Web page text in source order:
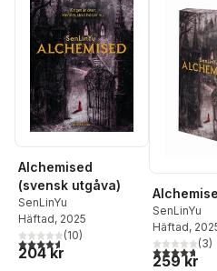
Alchemised
(svensk utgåva)
SenLinYu
Häftad, 2025
4,6utav 5 stjärnor. Totalt antal röster:
(10)
204 kr
SenLinYu
Häftad,
4,7utav 5(3)
259 kr